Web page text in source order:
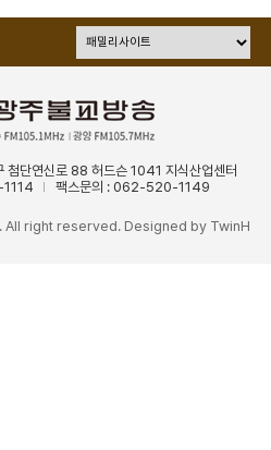
단연신로 88 허드슨 1041 지식산업센터
팩스문의 : 062-520-1149
All right reserved. Designed by TwinH